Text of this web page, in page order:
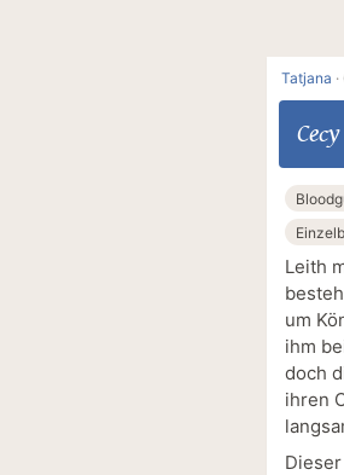
Tatjana ·
Leith
um
ihm
doch
ihren